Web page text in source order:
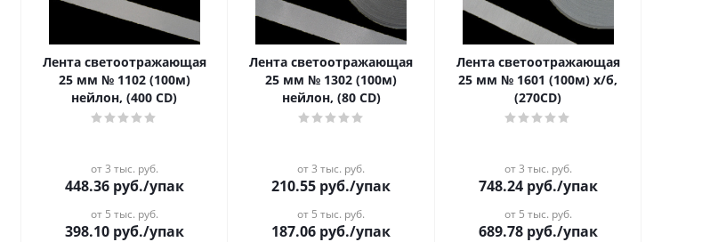
Лента светоотражающая
25 мм № 1102 (100м)
нейлон, (400 CD)
от 3 тыс. руб.
448.36руб./упак
от 5 тыс. руб.
398.10руб./упак
Лента светоотражающая
25 мм № 1302 (100м)
нейлон, (80 CD)
от 3 тыс. руб.
210.55 руб./упак
от 5 тыс. руб.
187.06 руб./упак
Лента светоотражающая
25 мм № 1601 (100м) х/б,
(270CD)
от 3 тыс. руб.
748.24руб./упак
от 5 тыс. руб.
689.78руб./упак